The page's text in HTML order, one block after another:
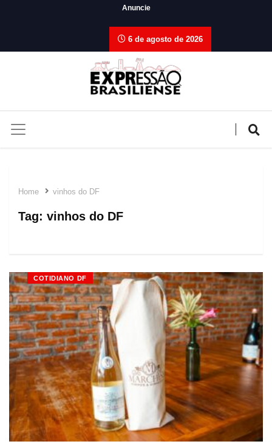
Anuncie
6 de agosto de 2026
Home vinhos do DF
Tag: vinhos do DF
COTIDIANO DF